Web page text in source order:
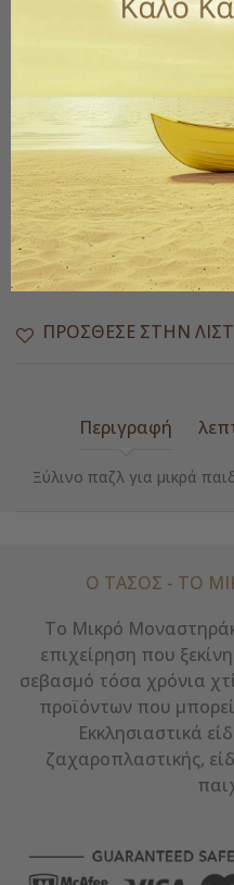
Ποσότητα
ΑΓΟΡΆ
 Διαθέσιμο
Παράδοση 1 έως 3
ΠΡΌΣΘΕΣΕ ΣΤΗΝ
Περιγραφή
Ξύλινο παζλ για μικρά
Ο ΤΑΣΟΣ - ΤΟ
Το Μικρό
επιχείρηση που
σεβασμό τόσα χρόνια
προϊόντων που
Εκκλησιαστικά
ζαχαροπλαστικής,